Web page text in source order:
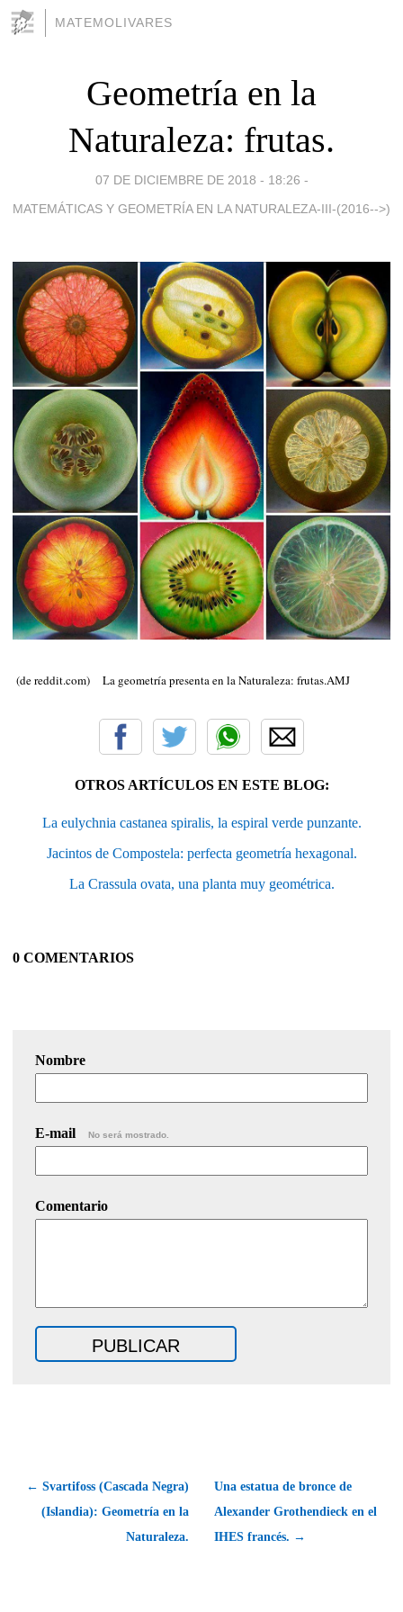
MATEMOLIVARES
Geometría en la
Naturaleza: frutas.
07 DE DICIEMBRE DE 2018 - 18:26 -
MATEMÁTICAS Y GEOMETRÍA EN LA NATURALEZA-III-(2016-->)
(de reddit.com) La geometría presenta en la Naturaleza: frutas.AMJ
OTROS ARTÍCULOS EN ESTE BLOG:
La eulychnia castanea spiralis, la espiral verde punzante.
Jacintos de Compostela: perfecta geometría hexagonal.
La Crassula ovata, una planta muy geométrica.
0 COMENTARIOS
Nombre
E-mail No será mostrado.
Comentario
← Svartifoss (Cascada Negra)
(Islandia): Geometría en la
Naturaleza.
Una estatua de bronce de
Alexander Grothendieck en el
IHES francés. →